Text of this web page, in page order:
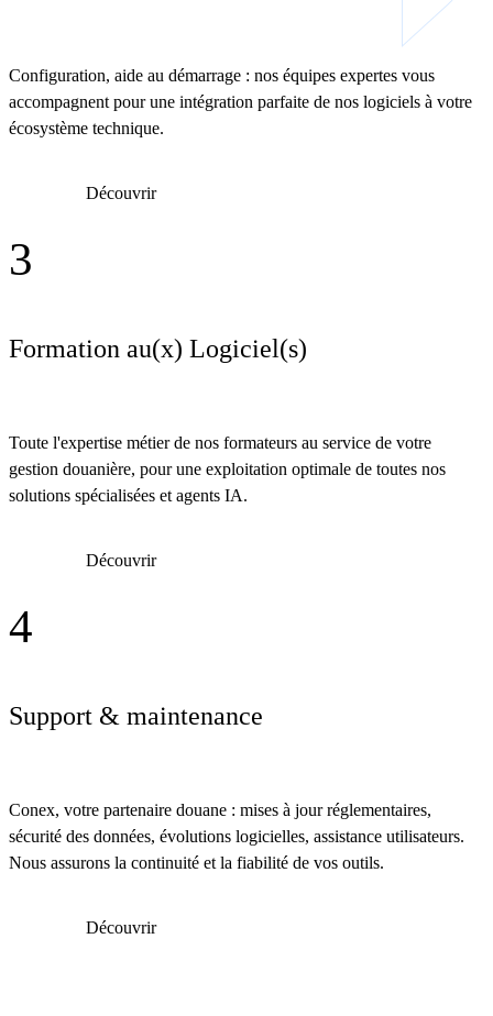
Configuration, aide au démarrage : nos équipes expertes vous
accompagnent pour une intégration parfaite de nos logiciels à votre
écosystème technique.
Découvrir
3
Formation au(x) Logiciel(s)
Toute l'expertise métier de nos formateurs au service de votre
gestion douanière, pour une exploitation optimale de toutes nos
solutions spécialisées et agents IA.
Découvrir
4
Support & maintenance
Conex, votre partenaire douane : mises à jour réglementaires,
sécurité des données, évolutions logicielles, assistance utilisateurs.
Nous assurons la continuité et la fiabilité de vos outils.
Découvrir